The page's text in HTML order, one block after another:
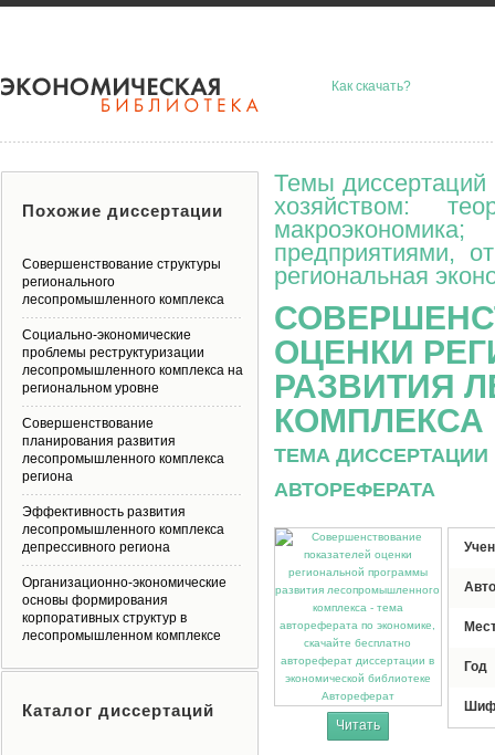
Как скачать?
Темы диссертаций
хозяйством:
предприятиями,
региональная
ОЦЕНКИ
РАЗВИТИЯ
КОМПЛЕКСА
ТЕМА
АВТОРЕФЕРАТА
Автореферат
Читать
Год
Похожие диссертации
Совершенствование структуры
регионального
лесопромышленного комплекса
Социально-экономические
проблемы реструктуризации
лесопромышленного комплекса на
региональном уровне
Совершенствование
планирования развития
лесопромышленного комплекса
региона
Эффективность развития
лесопромышленного комплекса
депрессивного региона
Организационно-экономические
основы формирования
корпоративных структур в
лесопромышленном комплексе
Каталог диссертаций